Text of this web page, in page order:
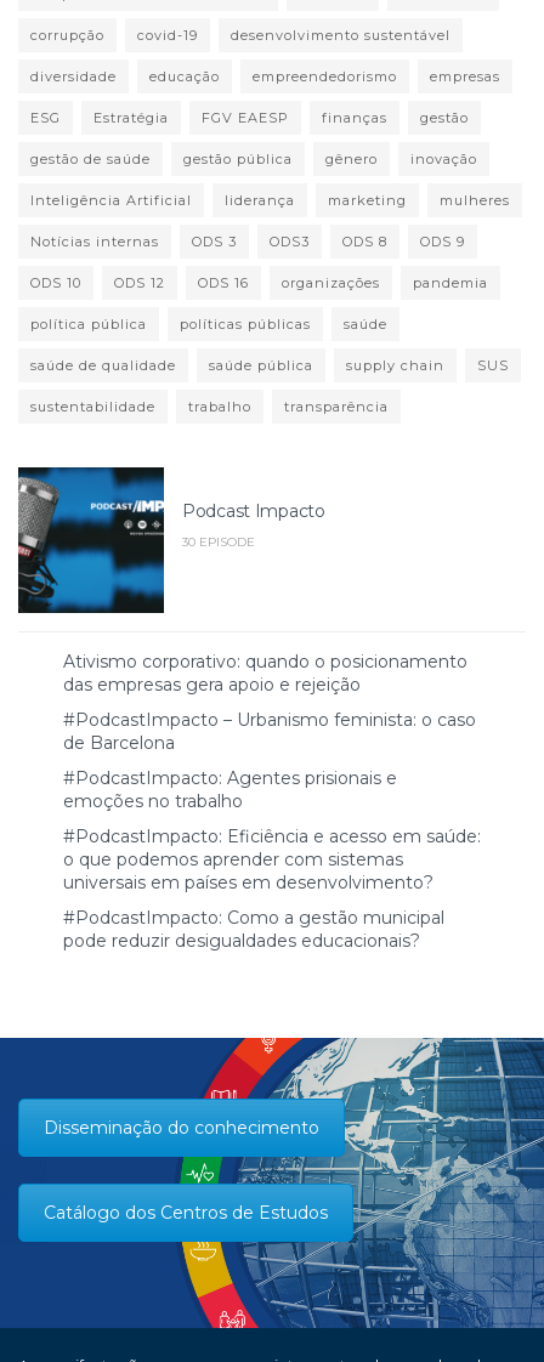
corrupção covid-19 desenvolvimento sustentável
diversidade educação empreendedorismo empresas
ESG Estratégia FGV EAESP finanças gestão
gestão de saúde gestão pública gênero inovação
Inteligência Artificial liderança marketing mulheres
Notícias internas ODS 3 ODS3 ODS 8 ODS 9
ODS 10 ODS 12 ODS 16 organizações pandemia
política pública políticas públicas saúde
saúde de qualidade saúde pública supply chain SUS
sustentabilidade trabalho transparência
Podcast Impacto
30 EPISODE
Ativismo corporativo: quando o posicionamento
das empresas gera apoio e rejeição
#PodcastImpacto – Urbanismo feminista: o caso
de Barcelona
#PodcastImpacto: Agentes prisionais e
emoções no trabalho
#PodcastImpacto: Eficiência e acesso em saúde:
o que podemos aprender com sistemas
universais em países em desenvolvimento?
#PodcastImpacto: Como a gestão municipal
pode reduzir desigualdades educacionais?
Disseminação do conhecimento
Catálogo dos Centros de Estudos